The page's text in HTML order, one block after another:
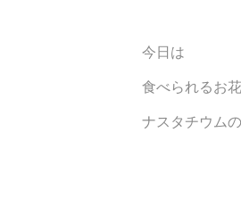
今日は
食べられるお花
ナスタチウムの紹